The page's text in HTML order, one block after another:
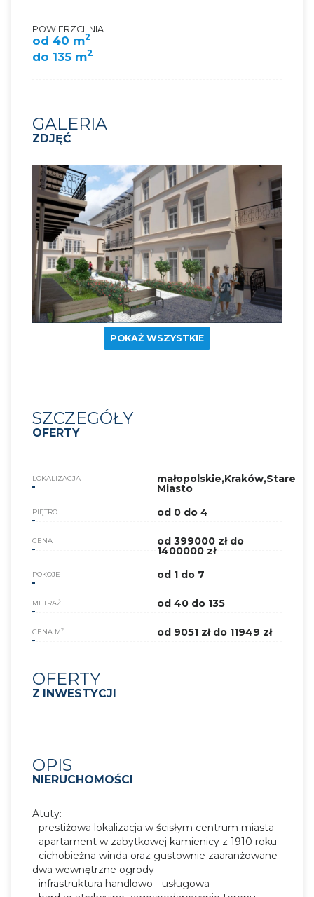
POWIERZCHNIA
od 40 m2
do 135 m2
GALERIA
ZDJĘĆ
POKAŻ WSZYSTKIE
SZCZEGÓŁY
OFERTY
LOKALIZACJA małopolskie,Kraków,Stare
Miasto
PIĘTRO od 0 do 4
CENA od 399000 zł do
1400000 zł
POKOJE od 1 do 7
METRAŻ od 40 do 135
CENA M2 od 9051 zł do 11949 zł
OFERTY
Z INWESTYCJI
OPIS
NIERUCHOMOŚCI
Atuty:
- prestiżowa lokalizacja w ścisłym centrum miasta
- apartament w zabytkowej kamienicy z 1910 roku
- cichobieżna winda oraz gustownie zaaranżowane
dwa wewnętrzne ogrody
- infrastruktura handlowo - usługowa